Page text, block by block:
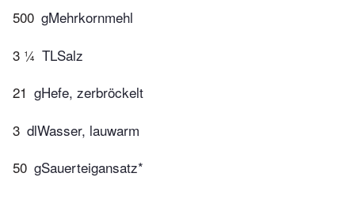
500 gMehrkornmehl
3 ¼ TLSalz
21 gHefe, zerbröckelt
3 dlWasser, lauwarm
50 gSauerteigansatz*